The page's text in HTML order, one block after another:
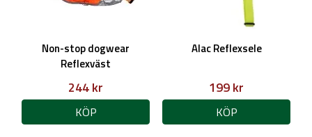
Non-stop dogwear
Reflexväst
244 kr
KÖP
Alac Reflexsele
199 kr
KÖP